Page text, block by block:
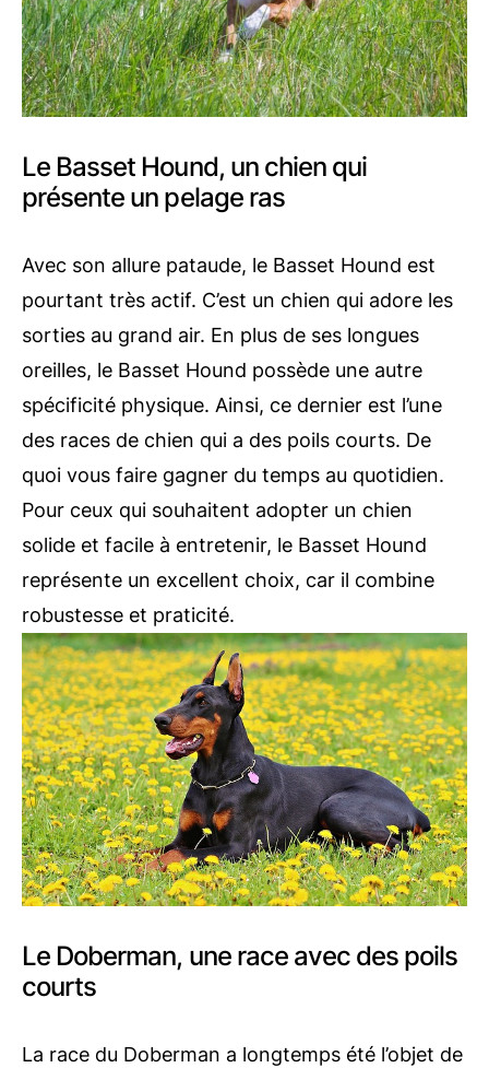
Le Basset Hound, un chien qui
présente un pelage ras
Avec son allure pataude, le Basset Hound est
pourtant très actif. C’est un chien qui adore les
sorties au grand air. En plus de ses longues
oreilles, le Basset Hound possède une autre
spécificité physique. Ainsi, ce dernier est l’une
des races de chien qui a des poils courts. De
quoi vous faire gagner du temps au quotidien.
Pour ceux qui souhaitent adopter un chien
solide et facile à entretenir, le Basset Hound
représente un excellent choix, car il combine
robustesse et praticité.
Le Doberman, une race avec des poils
courts
La race du Doberman a longtemps été l’objet de